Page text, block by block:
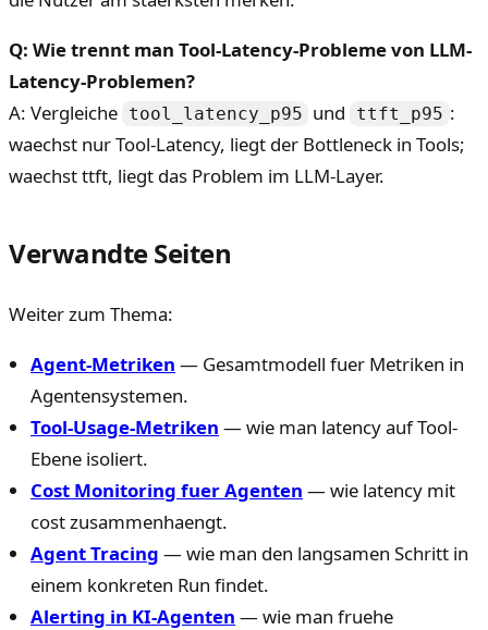
Q: Wie trennt man Tool-Latency-Probleme von LLM-
Latency-Problemen?
A: Vergleiche tool_latency_p95 und ttft_p95 :
waechst nur Tool-Latency, liegt der Bottleneck in Tools;
waechst ttft, liegt das Problem im LLM-Layer.
Verwandte Seiten
Weiter zum Thema:
Agent-Metriken — Gesamtmodell fuer Metriken in
Agentensystemen.
Tool-Usage-Metriken — wie man latency auf Tool-
Ebene isoliert.
Cost Monitoring fuer Agenten — wie latency mit
cost zusammenhaengt.
Agent Tracing — wie man den langsamen Schritt in
einem konkreten Run findet.
Alerting in KI-Agenten — wie man fruehe